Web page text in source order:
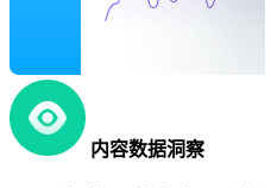
内容数据洞察